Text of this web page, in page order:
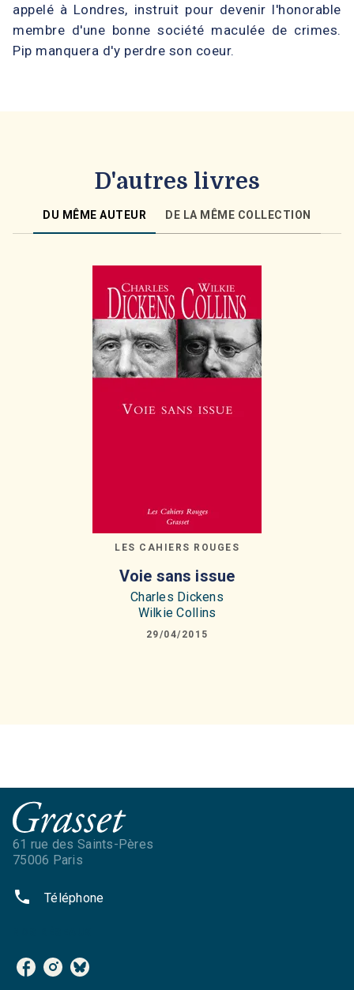
appelé à Londres, instruit pour devenir l'honorable
membre d'une bonne société maculée de crimes.
Pip manquera d'y perdre son coeur.
D'autres livres
DU MÊME AUTEUR DE LA MÊME COLLECTION
LES CAHIERS ROUGES
Voie sans issue
Charles Dickens
Wilkie Collins
29/04/2015
61 rue des Saints-Pères
75006 Paris
phone Téléphone